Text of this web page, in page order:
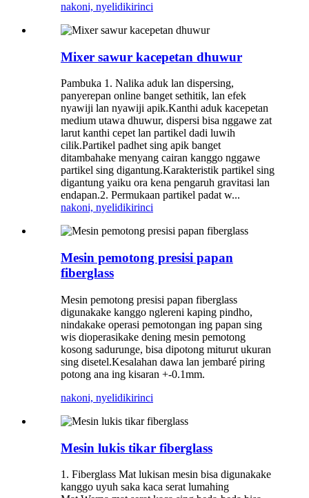
nakoni, nyelidikirinci
Mixer sawur kacepetan dhuwur
Pambuka 1. Nalika aduk lan dispersing,
panyerepan online banget sethitik, lan efek
nyawiji lan nyawiji apik.Kanthi aduk kacepetan
medium utawa dhuwur, dispersi bisa nggawe zat
larut kanthi cepet lan partikel dadi luwih
cilik.Partikel padhet sing apik banget
ditambahake menyang cairan kanggo nggawe
partikel sing digantung.Karakteristik partikel sing
digantung yaiku ora kena pengaruh gravitasi lan
endapan.2. Permukaan partikel padat w...
nakoni, nyelidikirinci
Mesin pemotong presisi papan
fiberglass
Mesin pemotong presisi papan fiberglass
digunakake kanggo nglereni kaping pindho,
nindakake operasi pemotongan ing papan sing
wis dioperasikake dening mesin pemotong
kosong sadurunge, bisa dipotong miturut ukuran
sing disetel.Kesalahan dawa lan jembaré piring
potong ana ing kisaran +-0.1mm.
nakoni, nyelidikirinci
Mesin lukis tikar fiberglass
1. Fiberglass Mat lukisan mesin bisa digunakake
kanggo uyuh saka kaca serat lumahing